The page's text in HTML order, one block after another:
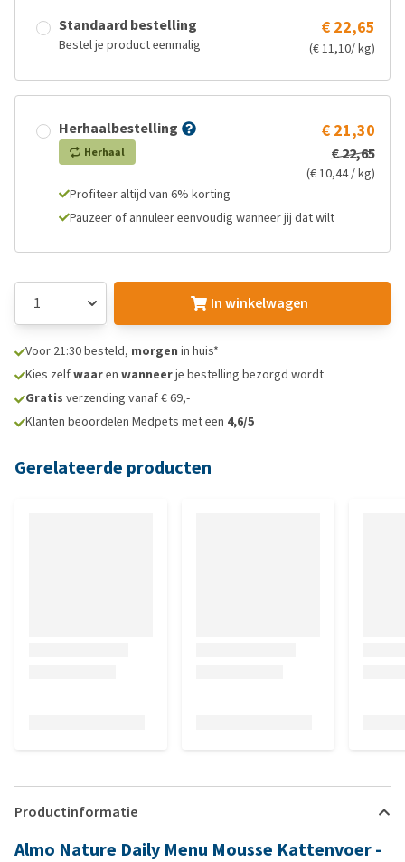
Standaard bestelling
Bestel je product eenmalig
€ 22,65
(€ 11,10/ kg)
Herhaalbestelling
Herhaal
€ 21,30
€ 22,65
(€ 10,44 / kg)
Profiteer altijd van 6% korting
Pauzeer of annuleer eenvoudig wanneer jij dat wilt
In winkelwagen
Voor 21:30 besteld, morgen in huis*
Kies zelfwaaren wanneerje bestelling bezorgd wordt
Gratis verzending vanaf € 69,-
Klanten beoordelen Medpets met een 4,6/5
Gerelateerde producten
Productinformatie
Almo Nature Daily Menu Mousse Kattenvoer -